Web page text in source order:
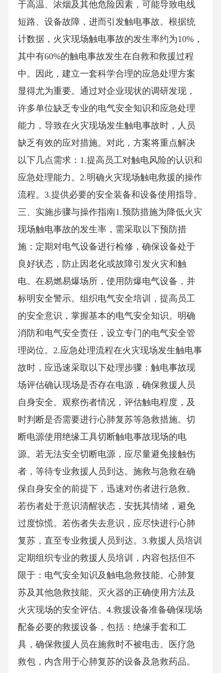
于高温、浓烟及其他危险因素，可能导致电线
短路、设备故障，进而引发触电事故。根据统
计数据，火灾现场触电事故的发生率约为10%，
其中有60%的触电事故发生在自救和救援过程
中。因此，建立一套科学合理的应急处理方案
显得尤为重要。通过对企业现状的调研发现，
许多单位缺乏专业的电气安全知识和应急处理
能力，导致在火灾现场发生触电事故时，人员
缺乏有效的应对措施。对此，方案将重点解决
以下几点需求：1.提高员工对触电风险的认识和
应急处理能力。2.明确火灾现场触电救援的操作
流程。3.提供必要的安全装备和设备使用指导。
三、实施步骤与操作指南1.预防措施为降低火灾
现场触电事故的发生率，需采取以下预防措
施：定期对电气设备进行检修，确保设备处于
良好状态，防止因老化或故障引发火灾和触
电。在易燃易爆场所，使用防爆电气设备，并
标明安全警示。组织电气安全培训，提高员工
的安全意识，掌握基本的电气安全知识。明确
消防和电气安全责任，设立专门的电气安全管
理岗位。2.应急处理流程在火灾现场发生触电事
故时，应迅速采取以下处理步骤：触电事故现
场评估确认现场是否存在电源，确保救援人员
自身安全。观察伤者情况，评估触电程度，及
时判断是否需要进行心肺复苏等急救措施。切
断电源使用绝缘工具切断触电事故现场的电
源。若无法安全切断电源，应尽量避免接触伤
者，等待专业救援人员到达。施救与急救在确
保自身安全的前提下，迅速对伤者进行急救。
若伤者处于意识清醒状态，安抚其情绪，避免
过度惊慌。若伤者失去意识，应尽快进行心肺
复苏，直至专业救援人员到达。3.救援人员培训
定期组织专业的救援人员培训，内容包括但不
限于：电气安全知识及触电急救技能。心肺复
苏及其他急救技能。灭火器的正确使用方法及
火灾现场的安全评估。4.救援设备准备确保现场
配备必要的救援设备，包括：绝缘手套和工
具，确保救援人员在施救时不被电击。医疗急
救包，内含用于心肺复苏的设备及急救药品。